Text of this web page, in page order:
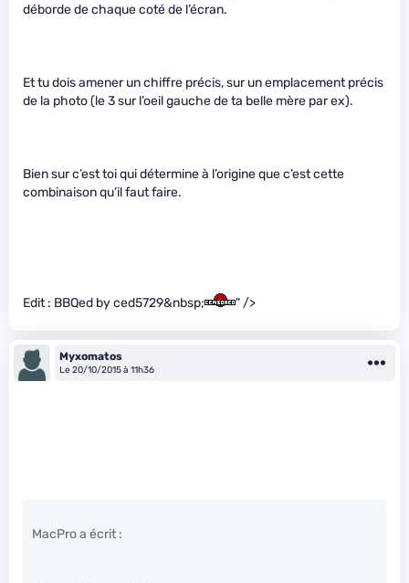
déborde de chaque coté de l’écran.
Et tu dois amener un chiffre précis, sur un emplacement précis
de la photo (le 3 sur l’oeil gauche de ta belle mère par ex).
Bien sur c’est toi qui détermine à l’origine que c’est cette
combinaison qu’il faut faire.
Edit : BBQed by ced5729&nbsp; " />
Myxomatos
Le 20/10/2015 à 11h36
MacPro a écrit :